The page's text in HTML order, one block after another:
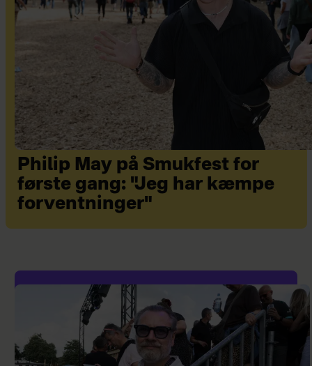
Philip May på Smukfest for
første gang: "Jeg har kæmpe
forventninger"